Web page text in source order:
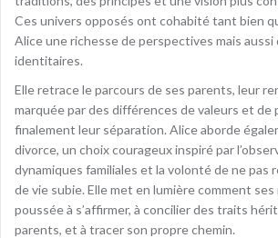
Ces univers opposés ont cohabité tant bien
Alice une richesse de perspectives mais aussi
identitaires.
Elle retrace le parcours de ses parents, leur
marquée par des différences de valeurs et de
finalement leur séparation. Alice aborde
divorce, un choix courageux inspiré par
dynamiques familiales et la volonté de ne pas
de vie subie. Elle met en lumière comment ses
poussée à s’affirmer, à concilier des traits
parents, et à tracer son propre chemin.